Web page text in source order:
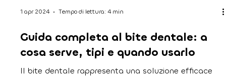
1 apr 2024 Tempo di lettura: 4 min
Guida completa al bite dentale: a
cosa serve, tipi e quando usarlo